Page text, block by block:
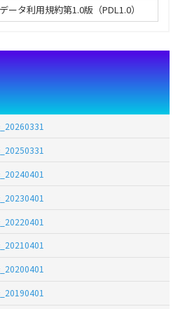
ータ利用規約第1.0版（PDL1.0）